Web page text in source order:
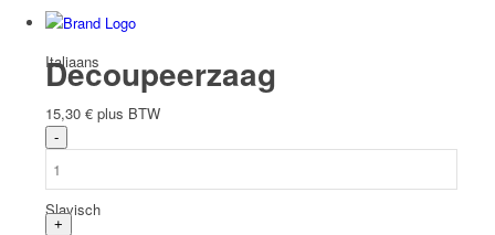
Italiaans
Slavisch
Decoupeerzaag
15,30 € plus BTW